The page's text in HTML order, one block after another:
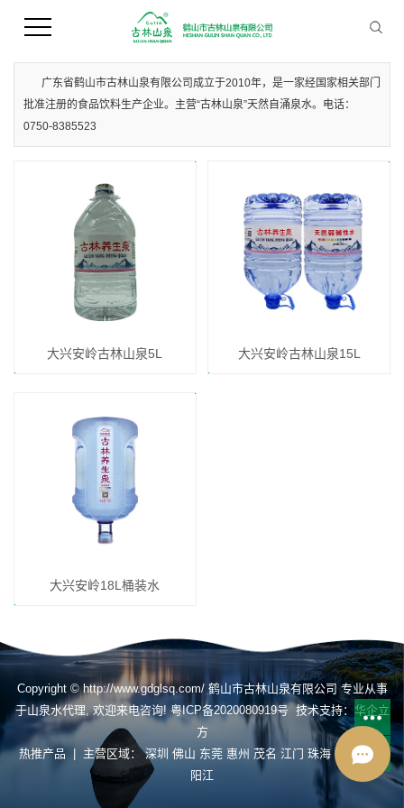
您当前的位置 ： 首 页>>产品中心>>大兴安岭桶装水
广东省鹤山市古林山泉有限公司成立于2010年，是一家经国家相关部门
批准注册的食品饮料生产企业。主营“古林山泉”天然自涌泉水。电话：
0750-8385523
大兴安岭古林山泉5L 大兴安岭古林山泉15L
大兴安岭18L桶装水
Copyright © http://www.gdglsq.com/ 鹤山市古林山泉有限公司 专业从事
于山泉水代理, 欢迎来电咨询!粤ICP备2020080919号技术支持：华企立
方
热推产品 | 主营区域：深圳 佛山 东莞 惠州 茂名 江门 珠海 揭阳 肇庆
阳江